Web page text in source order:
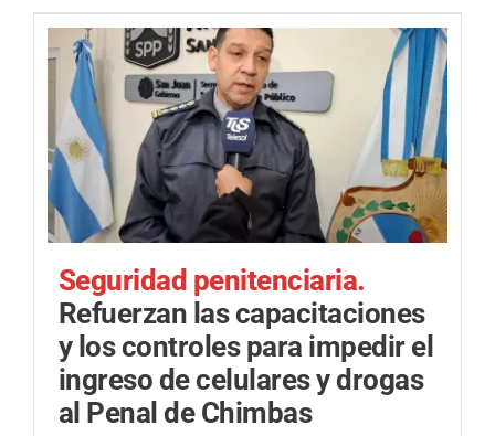
Seguridad penitenciaria.
Refuerzan las capacitaciones
y los controles para impedir el
ingreso de celulares y drogas
al Penal de Chimbas